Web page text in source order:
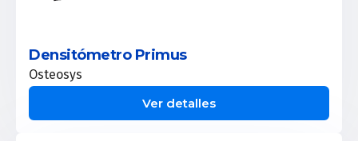
Densitómetro Primus
Osteosys
Ver detalles